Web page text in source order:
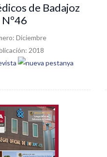
de Badajoz
Nº46
Diciembre
2018